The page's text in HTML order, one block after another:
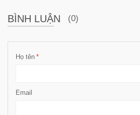
BÌNH LUẬN (0)
*
Họ tên
Email